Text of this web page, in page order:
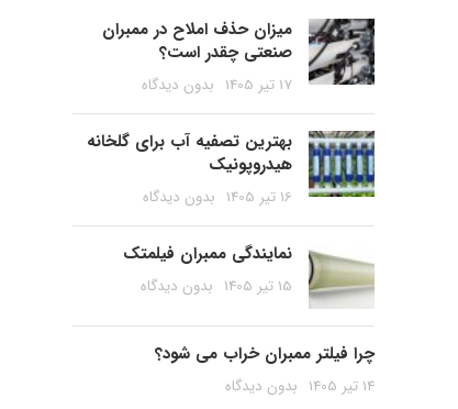
میزان حذف املاح در ممبران
صنعتی چقدر است؟
17 تیر 1405 بدون دیدگاه
بهترین تصفیه آب برای گلخانه
هیدروپونیک
16 تیر 1405 بدون دیدگاه
نمایندگی ممبران فیلمتک
15 تیر 1405 بدون دیدگاه
چرا فیلتر ممبران خراب می شود؟
14 تیر 1405 بدون دیدگاه